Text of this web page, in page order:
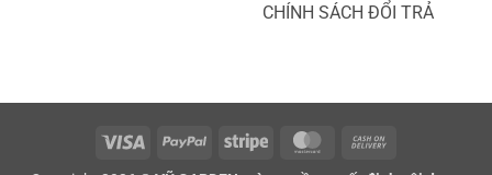
CHÍNH SÁCH ĐỔI TRẢ
Visa PayPal Stripe MasterCard